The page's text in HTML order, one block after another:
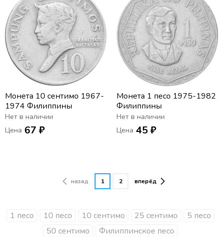
Монета 10 сентимо 1967-
1974 Филиппины
Нет в наличии
Цена 67 ₽
Монета 1 песо 1975-1982
Филиппины
Нет в наличии
Цена 45 ₽
назад 1 2 вперёд
1 песо 10 песо 10 сентимо 25 сентимо
5 песо
50 сентимо
Филиппинское песо